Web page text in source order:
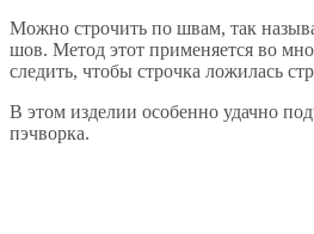
Можно строчить по швам, так
шов. Метод этот применяется во
следить, чтобы строчка ложилась
В этом изделии особенно удачно
пэчворка.